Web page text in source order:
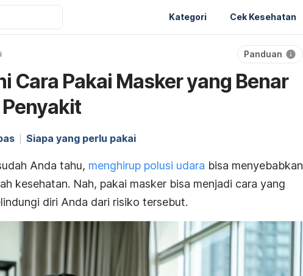
Kategori Cek Kesehatan
Panduan
Cara Pakai Masker yang Benar
Siapa yang perlu pakai
Anda tahu, menghirup polusi udara bisa menyebabkan
kesehatan. Nah, pakai masker bisa menjadi cara yang
diri Anda dari risiko tersebut.